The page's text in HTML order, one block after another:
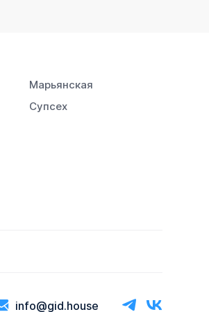
Марьянская
Супсех
info@gid.house